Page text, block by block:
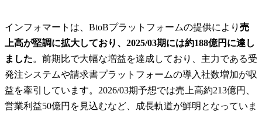
インフォマートは、BtoBプラットフォームの提供により 売
上高が堅調に拡大しており、2025/03期には約188億円に達し
ました。前期比で大幅な増益を達成しており、主力である受
発注システムや請求書プラットフォームの導入社数増加が収
益を牽引しています。2026/03期予想では売上高約213億円、
営業利益50億円を見込むなど、成長軌道が鮮明となっていま